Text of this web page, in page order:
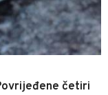
četiri